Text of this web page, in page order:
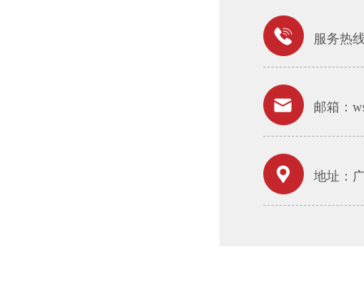
服务热
邮箱：
地址：